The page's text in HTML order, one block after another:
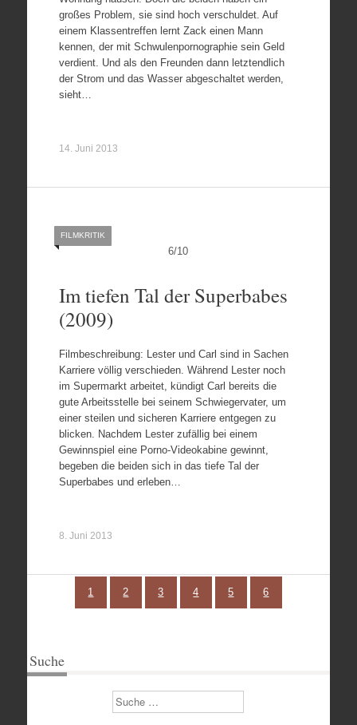
großes Problem, sie sind hoch verschuldet. Auf
einem Klassentreffen lernt Zack einen Mann
kennen, der mit Schwulenpornographie sein Geld
verdient. Und als den Freunden dann letztendlich
der Strom und das Wasser abgeschaltet werden,
sieht…
14. Juni 2013
6/10
FILMKRITIK
Im tiefen Tal der Superbabes
(2009)
Filmbeschreibung: Lester und Carl sind in Sachen
Karriere völlig verschieden. Während Lester noch
im Supermarkt arbeitet, kündigt Carl bereits die
gute Arbeitsstelle bei seinem Schwiegervater, um
einer steilen und sicheren Karriere entgegen zu
blicken. Nachdem Lester zufällig bei einem
Gewinnspiel eine Porno-Videokabine gewinnt,
begeben die beiden sich in das tiefe Tal der
Superbabes und erleben…
8. Juni 2013
1 2 3 4 5 6
Suche
Suchen